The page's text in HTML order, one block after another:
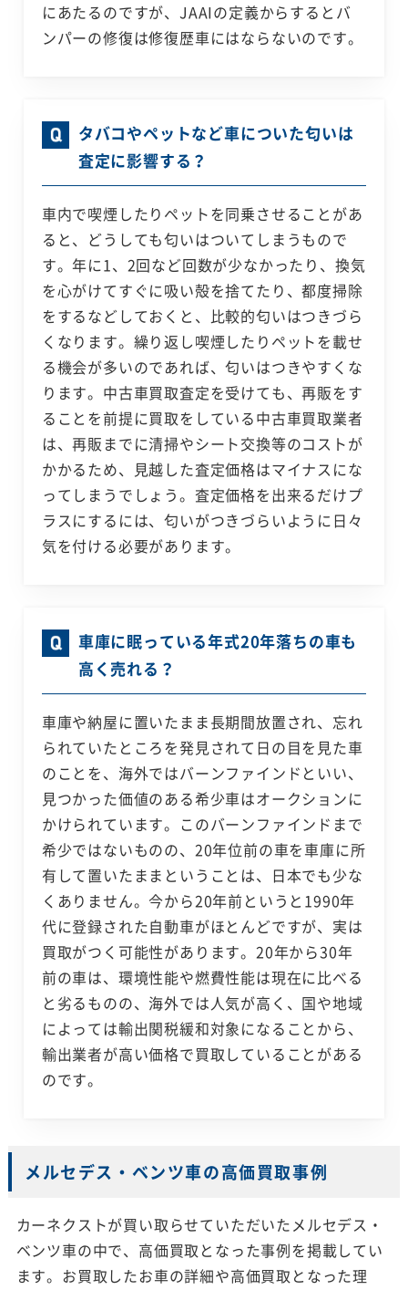
にあたるのですが、JAAIの定義からするとバ
ンパーの修復は修復歴車にはならないのです。
タバコやペットなど車についた匂いは
査定に影響する？
車内で喫煙したりペットを同乗させることがあ
ると、どうしても匂いはついてしまうもので
す。年に1、2回など回数が少なかったり、換気
を心がけてすぐに吸い殻を捨てたり、都度掃除
をするなどしておくと、比較的匂いはつきづら
くなります。繰り返し喫煙したりペットを載せ
る機会が多いのであれば、匂いはつきやすくな
ります。中古車買取査定を受けても、再販をす
ることを前提に買取をしている中古車買取業者
は、再販までに清掃やシート交換等のコストが
かかるため、見越した査定価格はマイナスにな
ってしまうでしょう。査定価格を出来るだけプ
ラスにするには、匂いがつきづらいように日々
気を付ける必要があります。
車庫に眠っている年式20年落ちの車も
高く売れる？
車庫や納屋に置いたまま長期間放置され、忘れ
られていたところを発見されて日の目を見た車
のことを、海外ではバーンファインドといい、
見つかった価値のある希少車はオークションに
かけられています。このバーンファインドまで
希少ではないものの、20年位前の車を車庫に所
有して置いたままということは、日本でも少な
くありません。今から20年前というと1990年
代に登録された自動車がほとんどですが、実は
買取がつく可能性があります。20年から30年
前の車は、環境性能や燃費性能は現在に比べる
と劣るものの、海外では人気が高く、国や地域
によっては輸出関税緩和対象になることから、
輸出業者が高い価格で買取していることがある
のです。
メルセデス・ベンツ車の高価買取事例
カーネクストが買い取らせていただいたメルセデス・
ベンツ車の中で、高価買取となった事例を掲載してい
ます。お買取したお車の詳細や高価買取となった理